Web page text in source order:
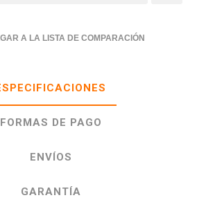
A LA LISTA DE COMPARACIÓN
FORMAS DE PAGO
ENVÍOS
GARANTÍA